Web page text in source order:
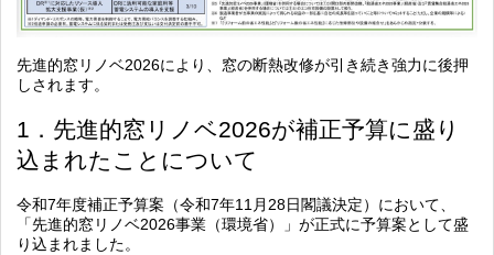
先進的窓リノベ2026により、窓の断熱改修が引き続き強力に後押
しされます。
1．先進的窓リノベ2026が補正予算に盛り
込まれたことについて
令和7年度補正予算案（令和7年11月28日閣議決定）において、
「先進的窓リノベ2026事業（環境省）」が正式に予算案として盛
り込まれました。